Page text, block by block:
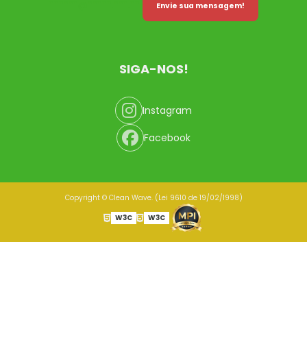
Envie sua mensagem!
SIGA-NOS!
Instagram
Facebook
Copyright © Clean Wave. (Lei 9610 de 19/02/1998)
W3C
W3C